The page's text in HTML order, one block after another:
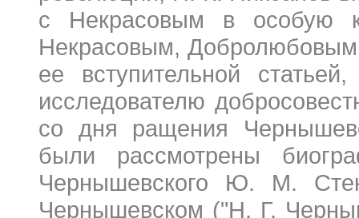
с Некрасовым в особую
Некрасовым,
ее вступительной
исследователю
со дня ращения
были рассмотрены
Чернышевского Ю. М.
Чернышевском ("Н. Г.